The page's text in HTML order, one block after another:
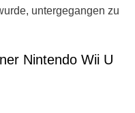
untergegangen zu
Nintendo Wii U